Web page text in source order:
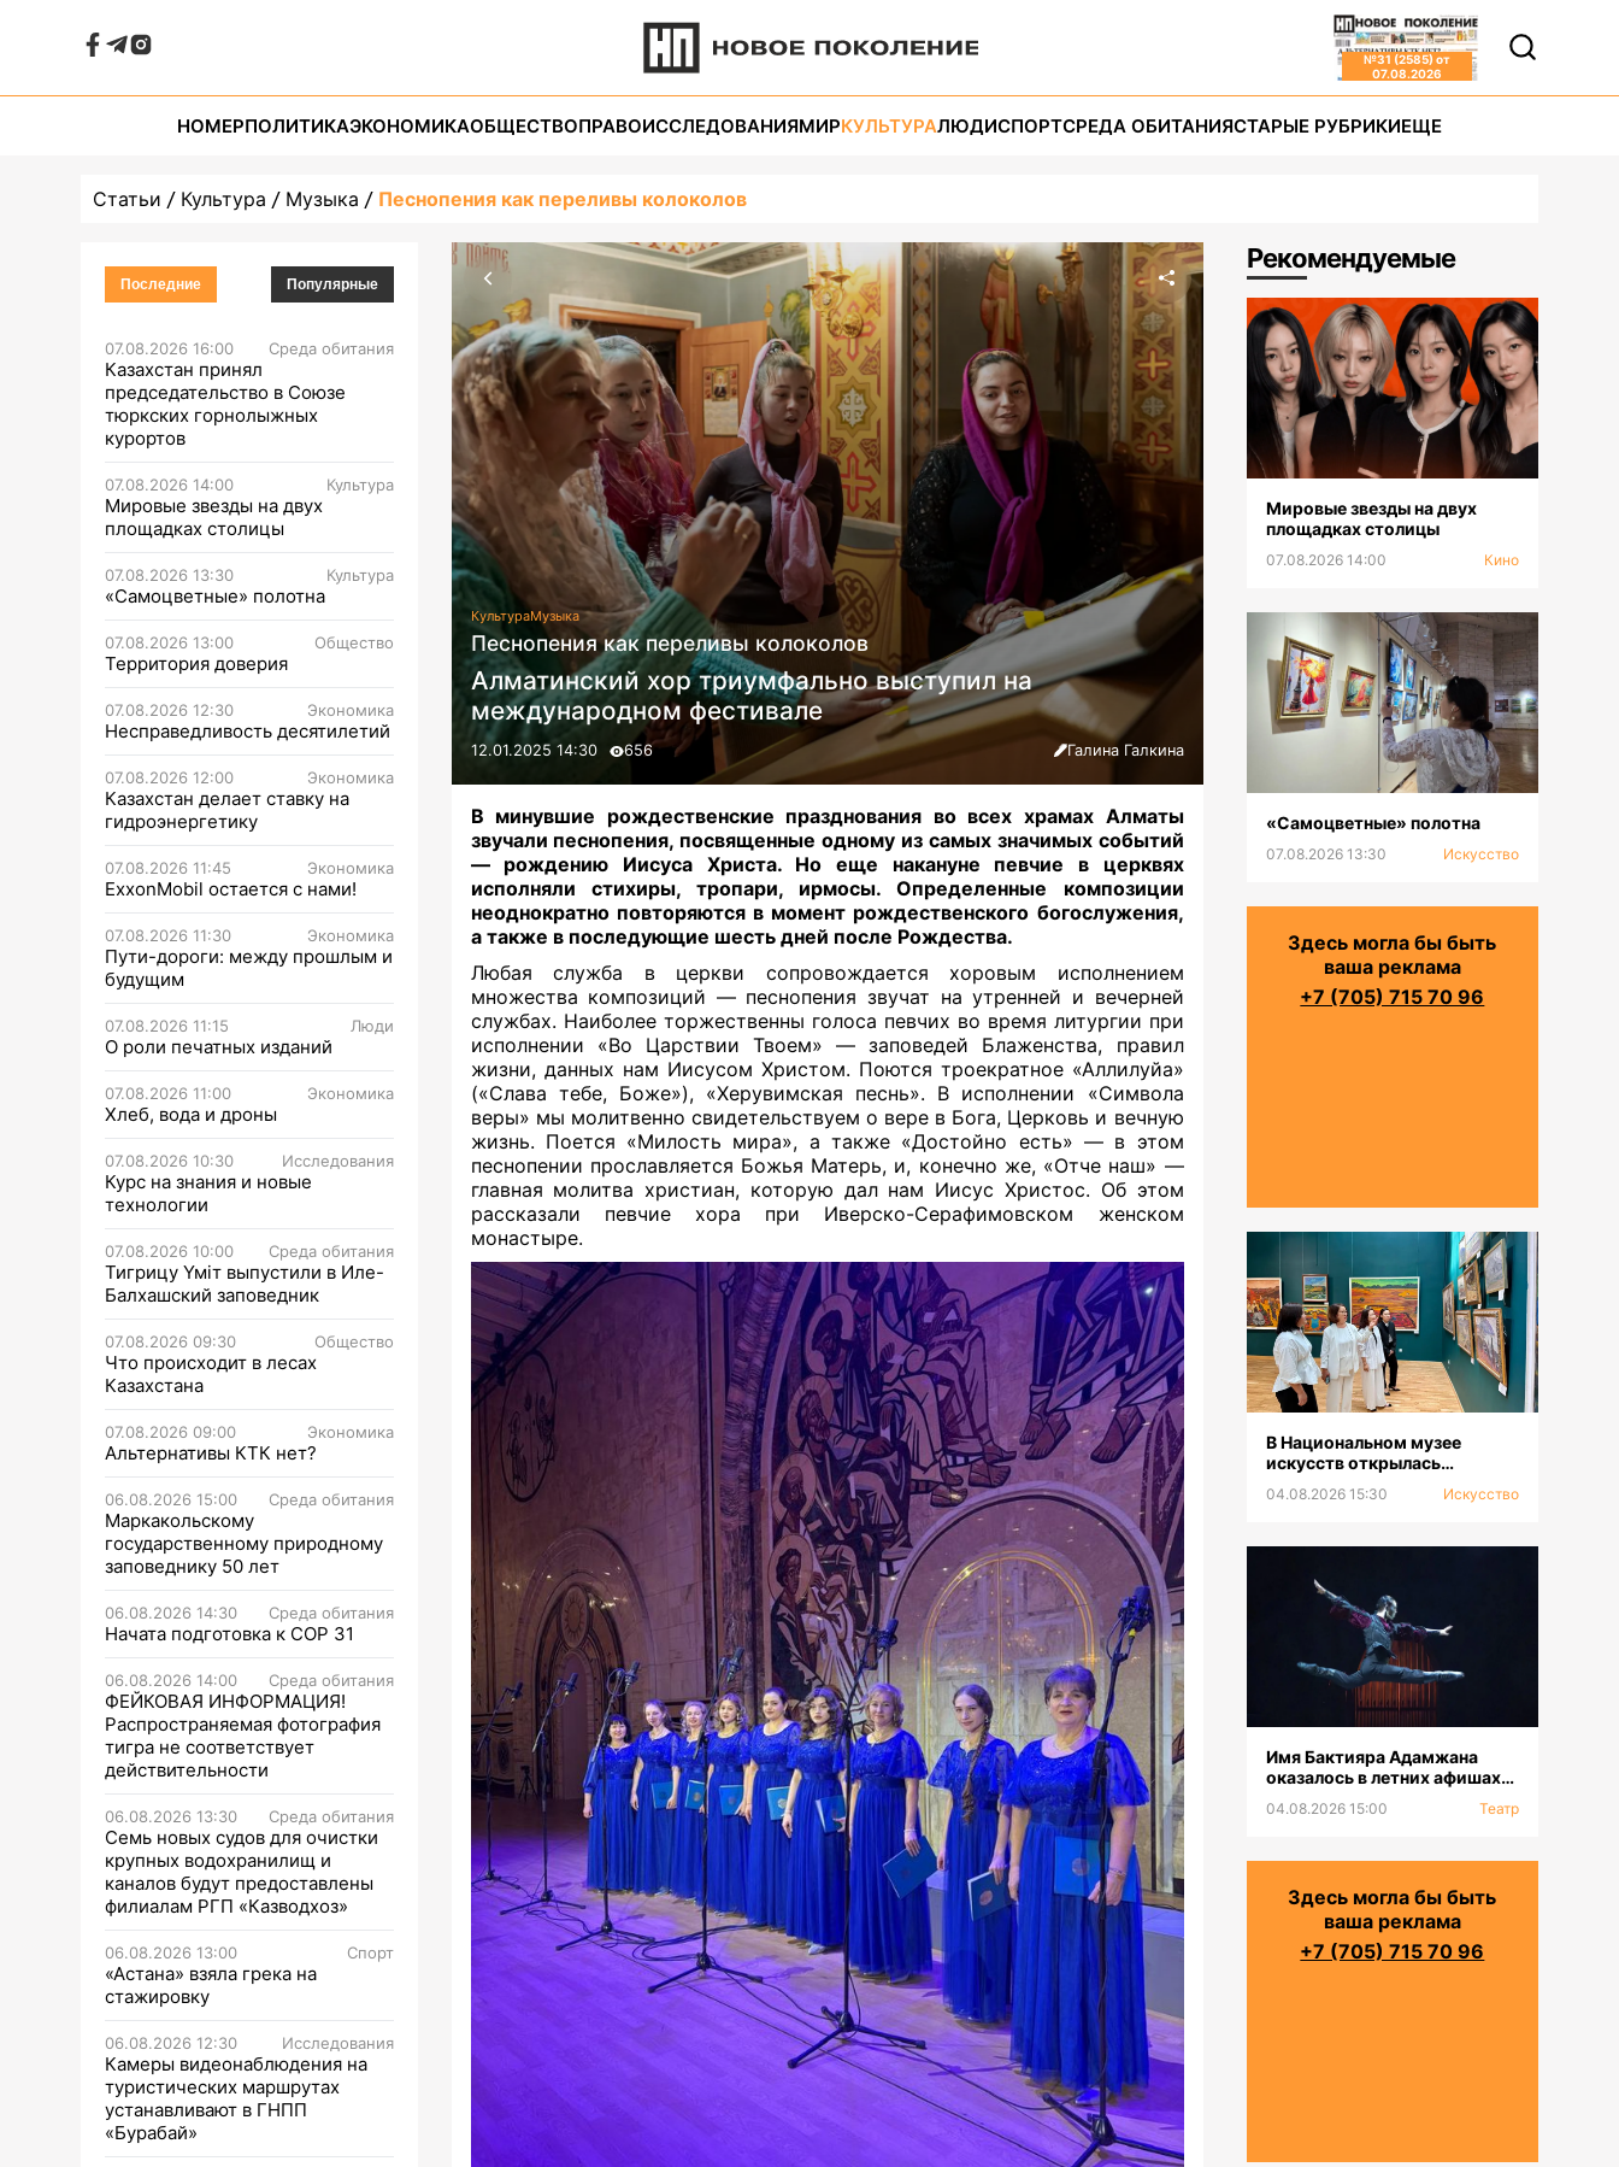
№31 (2585) от
07.08.2026
НОМЕРПОЛИТИКАЭКОНОМИКАОБЩЕСТВОПРАВОИССЛЕДОВАНИЯМИРКУЛЬТУРАЛЮДИСПОРТСРЕДА ОБИТАНИЯСТАРЫЕ РУБРИКИЕЩЕ
Статьи Культура Музыка Песнопения как переливы колоколов
Последние Популярные
07.08.2026 16:00 Среда обитания
Казахстан принял
председательство в Союзе
тюркских горнолыжных
курортов
07.08.2026 14:00 Культура
Мировые звезды на двух
площадках столицы
07.08.2026 13:30 Культура
«Самоцветные» полотна
07.08.2026 13:00 Общество
Территория доверия
07.08.2026 12:30 Экономика
Несправедливость десятилетий
07.08.2026 12:00 Экономика
Казахстан делает ставку на
гидроэнергетику
07.08.2026 11:45 Экономика
ExxonMobil остается с нами!
07.08.2026 11:30 Экономика
Пути-дороги: между прошлым и
будущим
07.08.2026 11:15 Люди
О роли печатных изданий
07.08.2026 11:00 Экономика
Хлеб, вода и дроны
07.08.2026 10:30 Исследования
Курс на знания и новые
технологии
07.08.2026 10:00 Среда обитания
Тигрицу Үміт выпустили в Иле-
Балхашский заповедник
07.08.2026 09:30 Общество
Что происходит в лесах
Казахстана
07.08.2026 09:00 Экономика
Альтернативы КТК нет?
06.08.2026 15:00 Среда обитания
Маркакольскому
государственному природному
заповеднику 50 лет
06.08.2026 14:30 Среда обитания
Начата подготовка к СОР 31
06.08.2026 14:00 Среда обитания
ФЕЙКОВАЯ ИНФОРМАЦИЯ!
Распространяемая фотография
тигра не соответствует
действительности
06.08.2026 13:30 Среда обитания
Семь новых судов для очистки
крупных водохранилищ и
каналов будут предоставлены
филиалам РГП «Казводхоз»
06.08.2026 13:00 Спорт
«Астана» взяла грека на
стажировку
06.08.2026 12:30 Исследования
Камеры видеонаблюдения на
туристических маршрутах
устанавливают в ГНПП
«Бурабай»
КультураМузыка
Песнопения как переливы колоколов
Алматинский хор триумфально выступил на
международном фестивале
12.01.2025 14:30 656 Галина Галкина
В минувшие рождественские празднования во всех храмах Алматы
звучали песнопения, посвященные одному из самых значимых событий
— рождению Иисуса Христа. Но еще накануне певчие в церквях
исполняли стихиры, тропари, ирмосы. Определенные композиции
неоднократно повторяются в момент рождественского богослужения,
а также в последующие шесть дней после Рождества.
Любая служба в церкви сопровождается хоровым исполнением
множества композиций — песнопения звучат на утренней и вечерней
службах. Наиболее торжественны голоса певчих во время литургии при
исполнении «Во Царствии Твоем» — заповедей Блаженства, правил
жизни, данных нам Иисусом Христом. Поются троекратное «Аллилуйа»
(«Слава тебе, Боже»), «Херувимская песнь». В исполнении «Символа
веры» мы молитвенно свидетельствуем о вере в Бога, Церковь и вечную
жизнь. Поется «Милость мира», а также «Достойно есть» — в этом
песнопении прославляется Божья Матерь, и, конечно же, «Отче наш» —
главная молитва христиан, которую дал нам Иисус Христос. Об этом
рассказали певчие хора при Иверско-Серафимовском женском
монастыре.
Рекомендуемые
Мировые звезды на двух
площадках столицы
07.08.2026 14:00 Кино
«Самоцветные» полотна
07.08.2026 13:30 Искусство
Здесь могла бы быть
ваша реклама
+7 (705) 715 70 96
В Национальном музее
искусств открылась
Романова
04.08.2026 15:30 Искусство
Имя Бактияра Адамжана
оказалось в летних афишах
04.08.2026 15:00 Театр
Здесь могла бы быть
ваша реклама
+7 (705) 715 70 96